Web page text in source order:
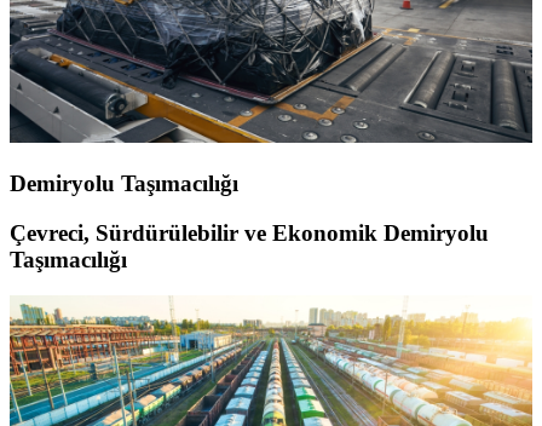
Demiryolu Taşımacılığı
Çevreci, Sürdürülebilir ve Ekonomik Demiryolu
Taşımacılığı